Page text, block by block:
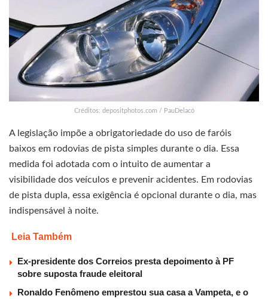
Créditos: depositphotos.com / PauDelacó
A legislação impõe a obrigatoriedade do uso de faróis
baixos em rodovias de pista simples durante o dia. Essa
medida foi adotada com o intuito de aumentar a
visibilidade dos veículos e prevenir acidentes. Em rodovias
de pista dupla, essa exigência é opcional durante o dia, mas
indispensável à noite.
Leia Também
Ex-presidente dos Correios presta depoimento à PF
sobre suposta fraude eleitoral
Ronaldo Fenômeno emprestou sua casa a Vampeta, e o